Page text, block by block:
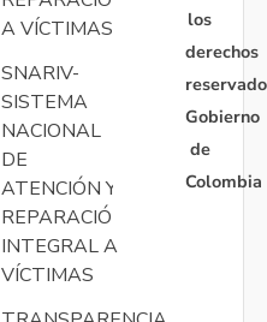
A VÍCTIMAS
SNARIV-
SISTEMA
NACIONAL
DE
ATENCIÓN Y
REPARACIÓN
INTEGRAL A
VÍCTIMAS
los
derechos
Gobierno
de
Colombia